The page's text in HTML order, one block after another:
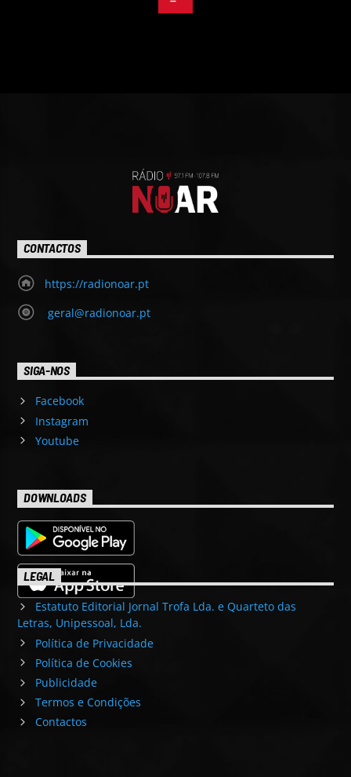
CONTACTOS
https://radionoar.pt
geral@radionoar.pt
SIGA-NOS
Facebook
Instagram
Youtube
DOWNLOADS
LEGAL
Estatuto Editorial Jornal Trofa Lda. e Quarteto das
Letras, Unipessoal, Lda.
Política de Privacidade
Política de Cookies
Publicidade
Termos e Condições
Contactos